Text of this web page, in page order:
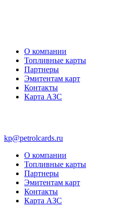
О компании
Топливные карты
Партнеры
Эмитентам карт
Контакты
Карта АЗС
kp@petrolcards.ru
О компании
Топливные карты
Партнеры
Эмитентам карт
Контакты
Карта АЗС